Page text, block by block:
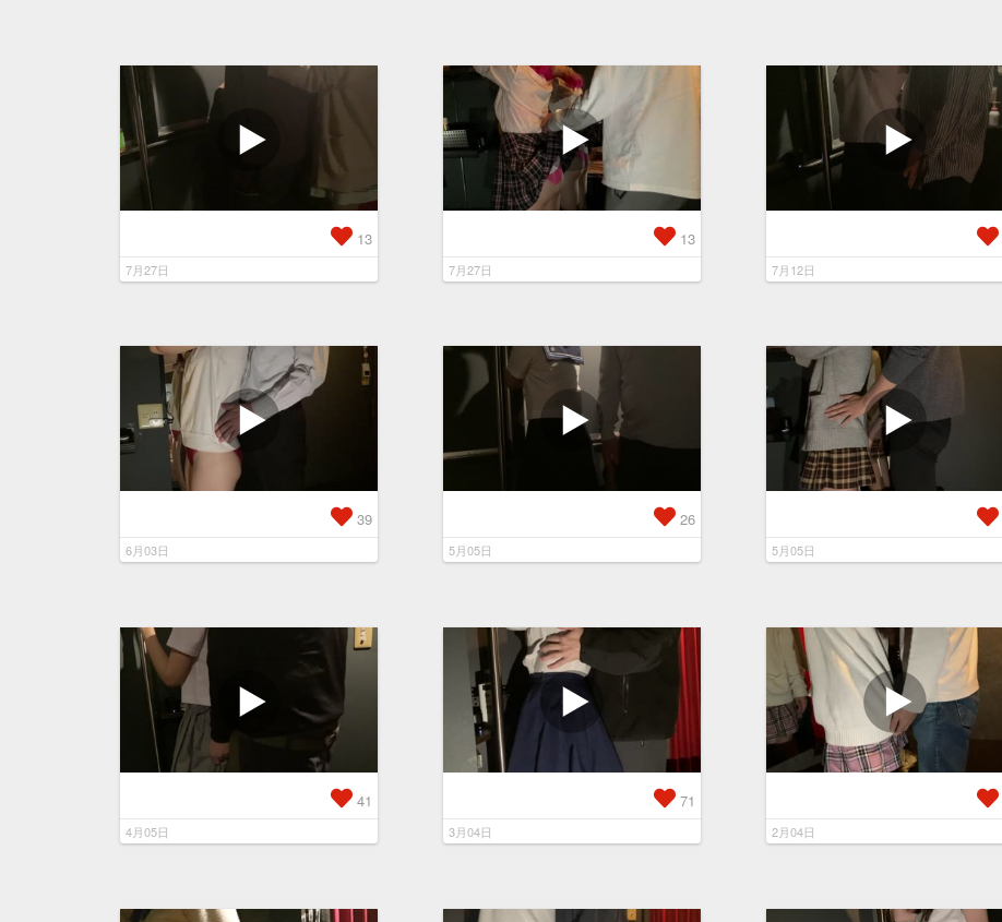
13
7月27日
13
7月27日 7月12日
39
6月03日
26
5月05日 5月05日
41
4月05日
71
3月04日 2月04日